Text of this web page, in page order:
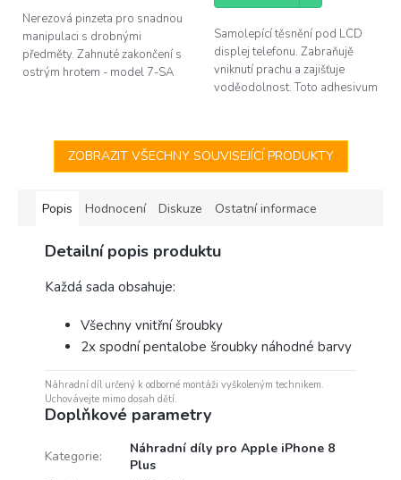
hvězdiček.
Nerezová pinzeta pro snadnou
manipulaci s drobnými
předměty. Zahnuté zakončení s
ostrým hrotem - model 7-SA
Samolepící těsnění pod LCD
displej telefonu. Zabraňujě
vniknutí prachu a zajišťuje
voděodolnost. Toto adhesivum
výměnu u...
ZOBRAZIT VŠECHNY SOUVISEJÍCÍ PRODUKTY
Popis Hodnocení Diskuze Ostatní informace
Detailní popis produktu
Každá sada obsahuje:
Všechny vnitřní šroubky
2x spodní pentalobe šroubky náhodné barvy
Náhradní díl určený k odborné montáži vyškoleným technikem.
Uchovávejte mimo dosah dětí.
Doplňkové parametry
Kategorie:
Náhradní díly pro Apple iPhone 8
Plus